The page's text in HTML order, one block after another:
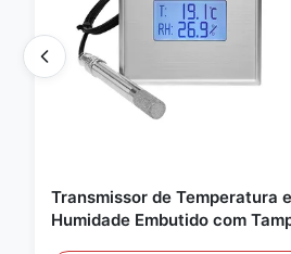
Transmissor de Temperatura e
Humidade Embutido com